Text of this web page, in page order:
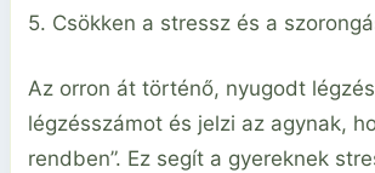
5. Csökken a stressz és a
Az orron át történő, nyugodt
légzésszámot és jelzi az agynak,
rendben”. Ez segít a gyereknek